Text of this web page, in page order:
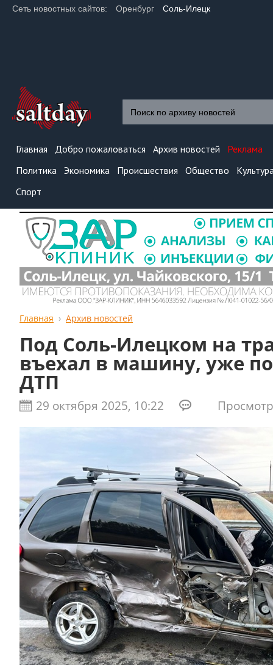
Сеть новостных сайтов: Оренбург Соль-Илецк
Главная Добро пожаловаться Архив новостей
Реклама
Политика Экономика Происшествия Общество
Спорт
Главная Архив новостей
Под Соль-Илецком на
въехал в машину, уже
ДТП
29 октября 2025, 10:22